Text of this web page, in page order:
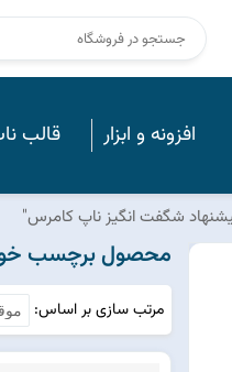
افزونه و ابزار قالب
شگفت انگیز ناپ کامرس"
محصول برچسب
مرتب سازی بر اساس